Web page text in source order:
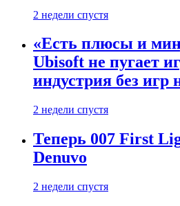
2 недели спустя
«Есть плюсы и
Ubisoft не пугает
индустрия без игр
2 недели спустя
Теперь 007 First
Denuvo
2 недели спустя